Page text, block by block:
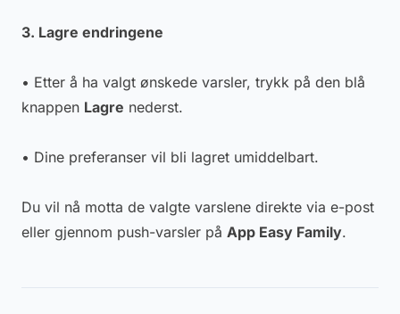
3. Lagre endringene
• Etter å ha valgt ønskede varsler, trykk på den blå
knappen Lagre nederst.
• Dine preferanser vil bli lagret umiddelbart.
Du vil nå motta de valgte varslene direkte via e-post
eller gjennom push-varsler på App Easy Family.